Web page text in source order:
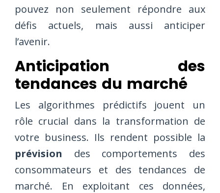
pouvez non seulement répondre aux
défis actuels, mais aussi anticiper
l’avenir.
Anticipation des
tendances du marché
Les algorithmes prédictifs jouent un
rôle crucial dans la transformation de
votre business. Ils rendent possible la
prévision des comportements des
consommateurs et des tendances de
marché. En exploitant ces données,